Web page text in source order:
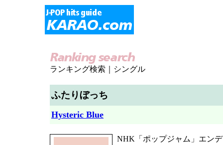
ランキング検索｜シングル
ふたりぼっち
Hysteric Blue
NHK「ポップジャム」エン